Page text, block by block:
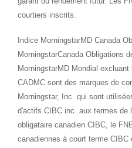
courtiers inscrits.
Indice MorningstarMD Canada
MorningstarCanada Obligations
MorningstarMD Mondial
CADMC sont des marques de
Morningstar, Inc. qui sont
d'actifs CIBC inc. aux termes de
obligataire canadien CIBC, le
canadiennes à court terme